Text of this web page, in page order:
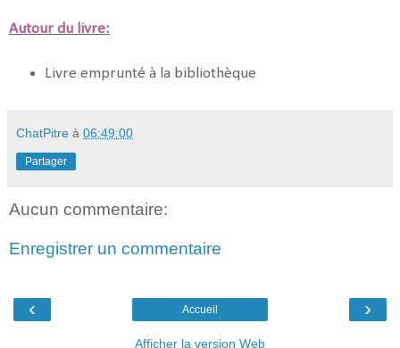
Autour du livre:
Livre emprunté à la bibliothèque
ChatPitre à 06:49:00
Partager
Aucun commentaire:
Enregistrer un commentaire
‹ ›
Accueil
Afficher la version Web